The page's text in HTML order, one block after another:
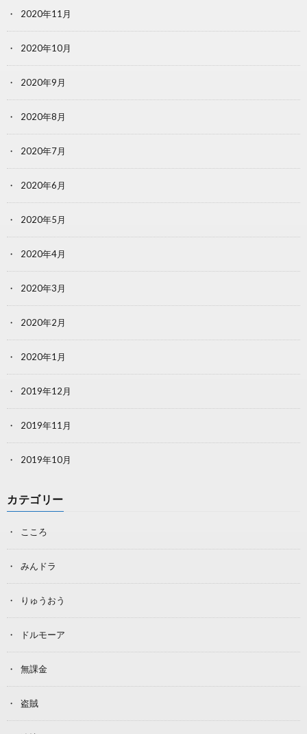
2020年11月
2020年10月
2020年9月
2020年8月
2020年7月
2020年6月
2020年5月
2020年4月
2020年3月
2020年2月
2020年1月
2019年12月
2019年11月
2019年10月
カテゴリー
こころ
みんドラ
りゅうおう
ドルモーア
無課金
盗賊